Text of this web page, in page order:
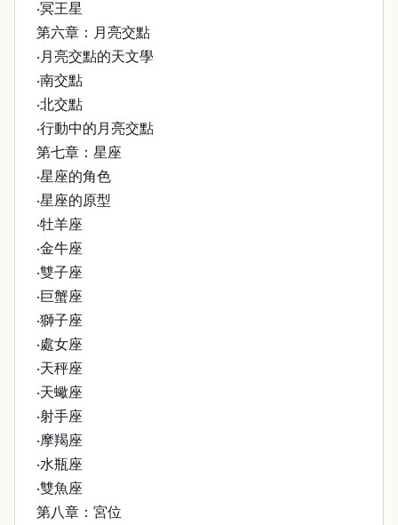
‧冥王星
第六章：月亮交點
‧月亮交點的天文學
‧南交點
‧北交點
‧行動中的月亮交點
第七章：星座
‧星座的角色
‧星座的原型
‧牡羊座
‧金牛座
‧雙子座
‧巨蟹座
‧獅子座
‧處女座
‧天秤座
‧天蠍座
‧射手座
‧摩羯座
‧水瓶座
‧雙魚座
第八章：宮位